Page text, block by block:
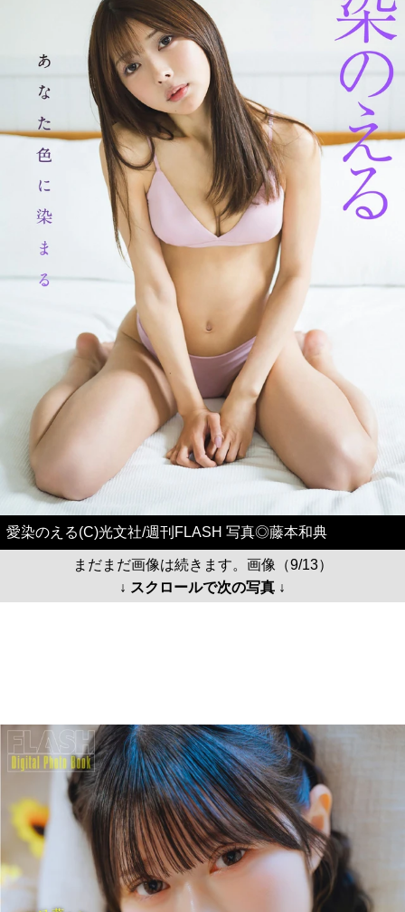
愛染のえる(C)光文社/週刊FLASH 写真◎藤本和典
まだまだ画像は続きます。画像（9/13）
↓ スクロールで次の写真 ↓